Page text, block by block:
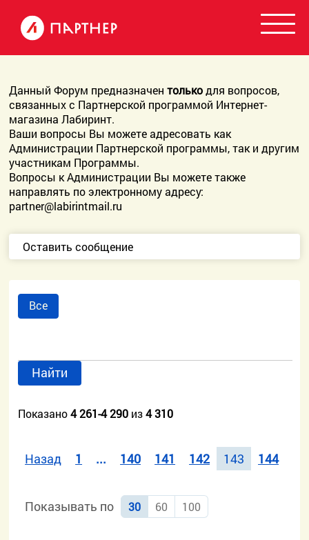
Данный Форум предназначентолькодля вопросов,
связанных с Партнерской программой Интернет-
магазина Лабиринт.
Ваши вопросы Вы можете адресовать как
Администрации Партнерской программы, так и другим
участникам Программы.
Вопросы к Администрации Вы можете также
направлять по электронному адресу:
partner@labirintmail.ru
Оставить сообщение
Все
Найти
Показано4 261-4 290 из4 310
Назад 1 ... 140 141 142 143 144
Показывать по 30 60 100